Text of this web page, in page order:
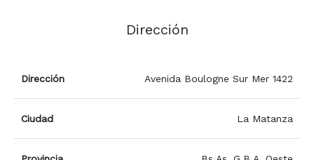
Dirección
Dirección Avenida Boulogne Sur Mer 1422
Ciudad La Matanza